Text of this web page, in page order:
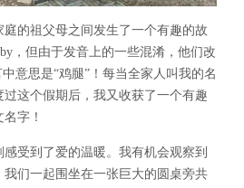
的祖父母之间发生了一个有趣的故
，但由于发音上的一些混淆，他们改
意思是“鸡腿”！每当全家人叫我的名
这个假期后，我又收获了一个有趣
字！
受到了爱的温暖。我有机会观察到
们一起围坐在一张巨大的圆桌旁共